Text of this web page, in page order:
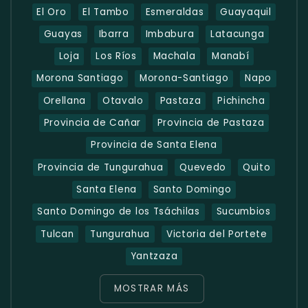
El Oro El Tambo Esmeraldas
Guayaquil
Guayas
Ibarra Imbabura
Latacunga
Loja
Los Ríos Machala
Manabí
Morona Santiago
Morona-Santiago
Napo
Orellana
Otavalo Pastaza
Pichincha
Provincia de Cañar
Provincia de Pastaza
Provincia de Santa Elena
Provincia de Tungurahua
Quevedo
Quito
Santa Elena
Santo Domingo
Santo Domingo de los Tsáchilas
Sucumbios
Tulcan
Tungurahua
Victoria del Portete
Yantzaza
MOSTRAR MÁS